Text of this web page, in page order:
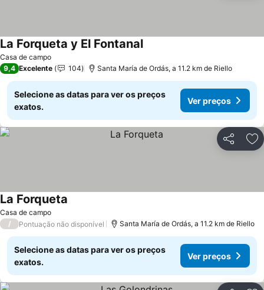
Casa de campo
La Forqueta y El FontanalVer preços
9,4 Excelente 104 Santa María de Ordás, a 11.2 km de Riello
Selecione as datas para ver os preços
exatos.
Ver preços
Partilhar
Casa de campo
La Forqueta
/ Pontuação não disponível Santa María de Ordás, a 11.2 km de Riello
Selecione as datas para ver os preços
exatos.
Ver preços